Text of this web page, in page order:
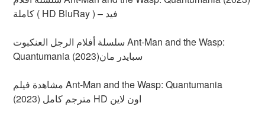
كاملة ( HD BluRay ) – فيد
سلسلة أفلام الرجل العنكبوت Ant-Man and the Wasp:
Quantumania (2023)سبايدر مان
مشاهدة فيلم Ant-Man and the Wasp: Quantumania
(2023) مترجم كامل HD اون لاين